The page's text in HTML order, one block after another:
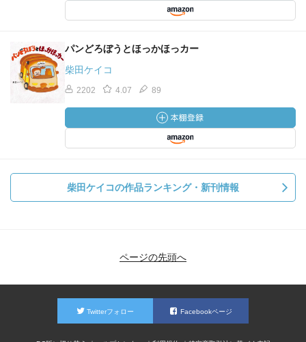
パンどろぼうとほっかほっカー
柴田ケイコ
2202 4.07 89
柴田ケイコの作品ランキング・新刊情報
ページの先頭へ
Twitterフォロー Facebookページ